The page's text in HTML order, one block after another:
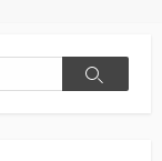
検